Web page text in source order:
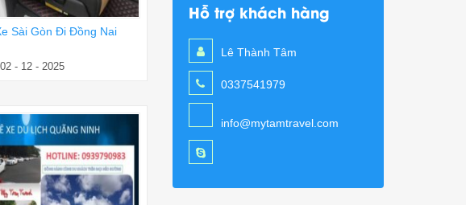
Sài Gòn Đi Đồng Nai
- 12 - 2025
Hỗ trợ khách hàng
Lê Thành Tâm
0337541979
info@mytamtravel.com